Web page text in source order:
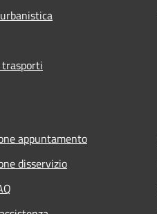
appuntamento
disservizio